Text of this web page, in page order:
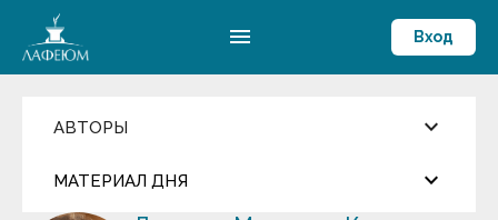
menu Вход
АВТОРЫ keyboard_arrow_down
close
МАТЕРИАЛ ДНЯ keyboard_arrow_down